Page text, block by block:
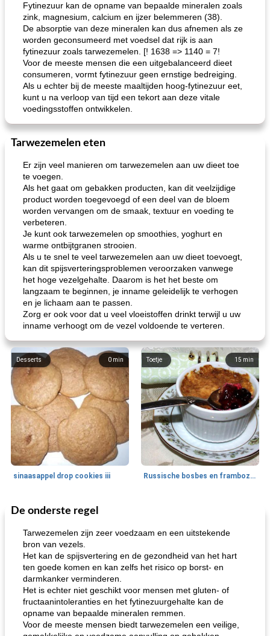
Fytinezuur kan de opname van bepaalde mineralen zoals
zink, magnesium, calcium en ijzer belemmeren (38).
De absorptie van deze mineralen kan dus afnemen als ze
worden geconsumeerd met voedsel dat rijk is aan
fytinezuur zoals tarwezemelen. [! 1638 => 1140 = 7!
Voor de meeste mensen die een uitgebalanceerd dieet
consumeren, vormt fytinezuur geen ernstige bedreiging.
Als u echter bij de meeste maaltijden hoog-fytinezuur eet,
kunt u na verloop van tijd een tekort aan deze vitale
voedingsstoffen ontwikkelen.
Tarwezemelen eten
Er zijn veel manieren om tarwezemelen aan uw dieet toe
te voegen.
Als het gaat om gebakken producten, kan dit veelzijdige
product worden toegevoegd of een deel van de bloem
worden vervangen om de smaak, textuur en voeding te
verbeteren.
Je kunt ook tarwezemelen op smoothies, yoghurt en
warme ontbijtgranen strooien.
Als u te snel te veel tarwezemelen aan uw dieet toevoegt,
kan dit spijsverteringsproblemen veroorzaken vanwege
het hoge vezelgehalte. Daarom is het het beste om
langzaam te beginnen, je inname geleidelijk te verhogen
en je lichaam aan te passen.
Zorg er ook voor dat u veel vloeistoffen drinkt terwijl u uw
inname verhoogt om de vezel voldoende te verteren.
0 min
Desserts
sinaasappel drop cookies iii
15 min
Toetje
Russische bosbes en frambozenpudding
Ontbijt
loco mokka havermout rustieke dorpspizza
De onderste regel
Tarwezemelen zijn zeer voedzaam en een uitstekende
bron van vezels.
Het kan de spijsvertering en de gezondheid van het hart
ten goede komen en kan zelfs het risico op borst- en
darmkanker verminderen.
Het is echter niet geschikt voor mensen met gluten- of
fructaanintoleranties en het fytinezuurgehalte kan de
opname van bepaalde mineralen remmen.
Voor de meeste mensen biedt tarwezemelen een veilige,